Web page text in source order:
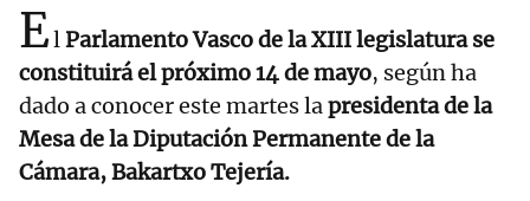
ElParlamento Vasco de la XIII legislatura se
constituirá el próximo 14 de mayo, según ha
dado a conocer este martes lapresidenta de la
Mesa de la Diputación Permanente de la
Cámara, Bakartxo Tejería.